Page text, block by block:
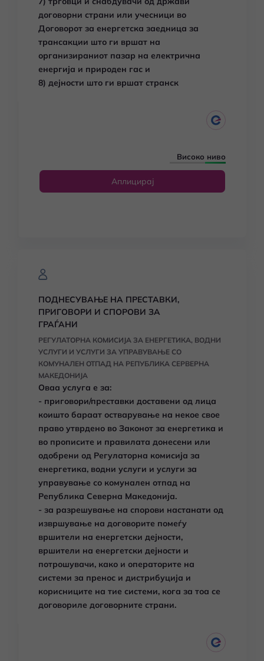
договорни страни или учесници во
Договорот за енергетска заедница за
трансакции што ги вршат на
организираниот пазар на електрична
енергија и природен гас и
8) дејности што ги вршат странск
Високо ниво
Аплицирај
ПОДНЕСУВАЊЕ НА ПРЕСТАВКИ,
ПРИГОВОРИ И СПОРОВИ ЗА
ГРАЃАНИ
РЕГУЛАТОРНА КОМИСИЈА ЗА ЕНЕРГЕТИКА, ВОДНИ
УСЛУГИ И УСЛУГИ ЗА УПРАВУВАЊЕ СО
КОМУНАЛЕН ОТПАД НА РЕПУБЛИКА СЕРВЕРНА
МАКЕДОНИЈА
Оваа услуга е за:
- приговори/преставки доставени од лица
коишто бараат остварување на некое свое
право утврдено во Законот за енергетика и
во прописите и правилата донесени или
одобрени од Регулаторна комисија за
енергетика, водни услуги и услуги за
управување со комунален отпад на
Република Северна Македонија.
- за разрешување на спорови настанати од
извршување на договорите помеѓу
вршители на енергетски дејности,
вршители на енергетски дејности и
потрошувачи, како и операторите на
системи за пренос и дистрибуција и
корисниците на тие системи, кога за тоа се
договориле договорните страни.